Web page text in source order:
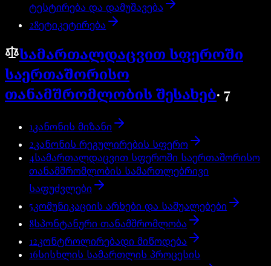
ტესტირება და დამუშავება
28ეტიკეტირება
სამართალდაცვით სფეროში
საერთაშორისო
თანამშრომლობის შესახებ·7
1კანონის მიზანი
2კანონის რეგულირების სფერო
4სამართალდაცვით სფეროში საერთაშორისო
თანამშრომლობის სამართლებრივი
საფუძვლები
5კომუნიკაციის არხები და საშუალებები
8სპონტანური თანამშრომლობა
12კონტროლირებადი მიწოდება
16სისხლის სამართლის პროცესის